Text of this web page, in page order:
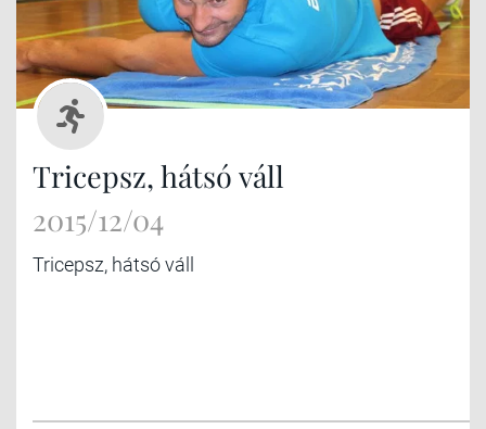
Tricepsz, hátsó váll
2015/12/04
Tricepsz, hátsó váll